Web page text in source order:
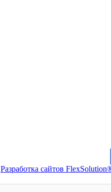
Разработка сайтов